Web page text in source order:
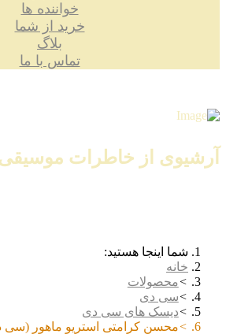
خواننده ها
خرید از شما
بلاگ
تماس با ما
آرشیوی از خاطرات موسیقی
شما اینجا هستید:
خانه
محصولات
سی دی
دیسک های سی دی
محسن کرامتی استریو ماهور (سی